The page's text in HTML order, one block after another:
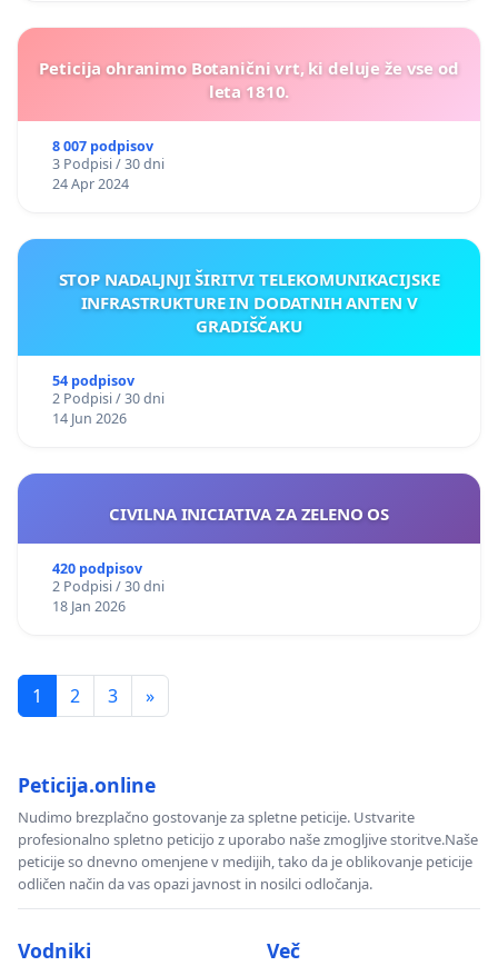
Peticija ohranimo Botanični vrt, ki deluje že vse od
leta 1810.
8 007 podpisov
3 Podpisi / 30 dni
24 Apr 2024
STOP NADALJNJI ŠIRITVI TELEKOMUNIKACIJSKE
INFRASTRUKTURE IN DODATNIH ANTEN V
GRADIŠČAKU
54 podpisov
2 Podpisi / 30 dni
14 Jun 2026
CIVILNA INICIATIVA ZA ZELENO OS
420 podpisov
2 Podpisi / 30 dni
18 Jan 2026
1 2 3 »
Peticija.online
Nudimo brezplačno gostovanje za spletne peticije. Ustvarite
profesionalno spletno peticijo z uporabo naše zmogljive storitve.Naše
peticije so dnevno omenjene v medijih, tako da je oblikovanje peticije
odličen način da vas opazi javnost in nosilci odločanja.
Vodniki Več